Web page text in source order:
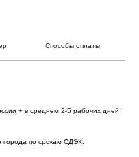
Способы оплаты
+ в среднем 2-5 рабочих дней
по срокам СДЭК.